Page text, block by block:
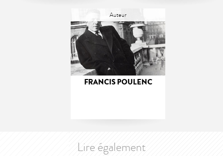
Auteur
FRANCIS POULENC
Lire également